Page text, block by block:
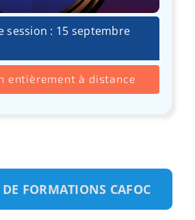
session : 15 septembre
entièrement à distance
FORMATIONS CAFOC